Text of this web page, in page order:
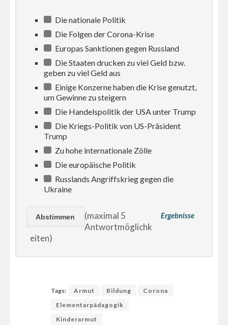
Die nationale Politik
Die Folgen der Corona-Krise
Europas Sanktionen gegen Russland
Die Staaten drucken zu viel Geld bzw.
geben zu viel Geld aus
Einige Konzerne haben die Krise genutzt,
um Gewinne zu steigern
Die Handelspolitik der USA unter Trump
Die Kriegs-Politik von US-Präsident
Trump
Zu hohe internationale Zölle
Die europäische Politik
Russlands Angriffskrieg gegen die
Ukraine
Ergebnisse
(maximal 5
Antwortmöglichk
eiten)
Tags: Armut Bildung
Corona
Elementarpädagogik
Kinderarmut